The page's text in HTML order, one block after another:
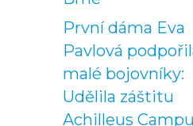
První dáma Eva
Pavlová
malé bojovníky:
Udělila záštitu
Achilleus Campu